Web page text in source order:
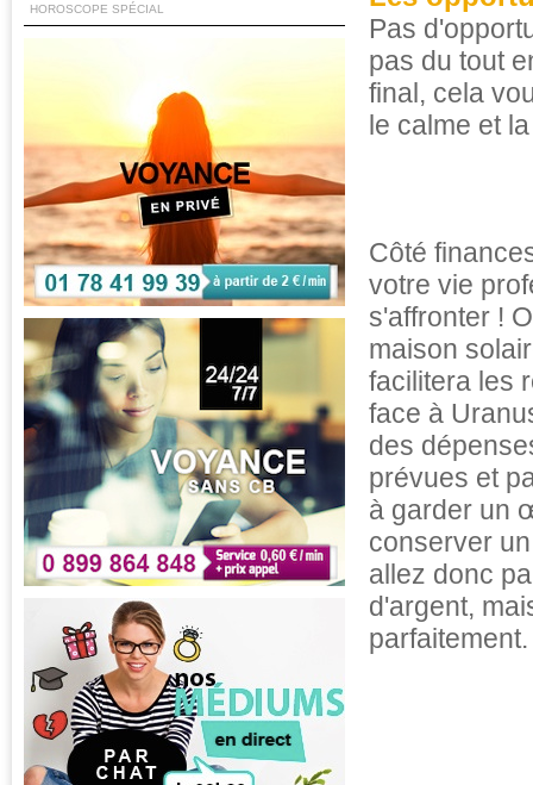
HOROSCOPE SPÉCIAL
Pas
pas du tout
final, cela
le calme et
Côté
votre vie
s'affronter !
maison
facilitera les
face à
des
prévues et
à garder un
conserver
allez donc
d'argent,
parfaitement.